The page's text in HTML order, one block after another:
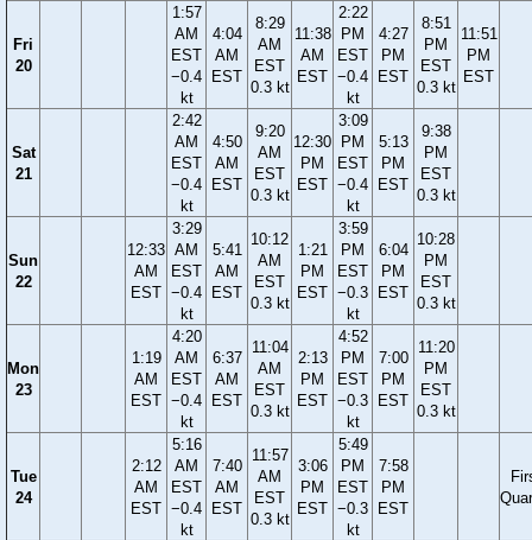
Fri
20
1:57
AM
EST
−0.4
kt
4:04
AM
EST
8:29
AM
EST
0.3 kt
11:38
AM
EST
2:22
PM
EST
−0.4
kt
4:27
PM
EST
8:51
PM
EST
0.3 kt
11:51
PM
EST
Sat
21
2:42
AM
EST
−0.4
kt
4:50
AM
EST
9:20
AM
EST
0.3 kt
12:30
PM
EST
3:09
PM
EST
−0.4
kt
5:13
PM
EST
9:38
PM
EST
0.3 kt
Sun
22
12:33
AM
EST
3:29
AM
EST
−0.4
kt
5:41
AM
EST
10:12
AM
EST
0.3 kt
1:21
PM
EST
3:59
PM
EST
−0.3
kt
6:04
PM
EST
10:28
PM
EST
0.3 kt
Mon
23
1:19
AM
EST
4:20
AM
EST
−0.4
kt
6:37
AM
EST
11:04
AM
EST
0.3 kt
2:13
PM
EST
4:52
PM
EST
−0.3
kt
7:00
PM
EST
11:20
PM
EST
0.3 kt
Tue
24
2:12
AM
EST
5:16
AM
EST
−0.4
kt
7:40
AM
EST
11:57
AM
EST
0.3 kt
3:06
PM
EST
5:49
PM
EST
−0.3
kt
7:58
PM
EST